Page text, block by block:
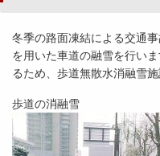
冬季の路面凍結による交通
を用いた車道の融雪を行い
るため、歩道無散水消融雪
歩道の消融雪